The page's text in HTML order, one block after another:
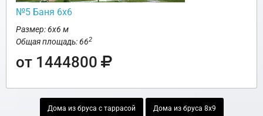
№5 Баня 6х6
Размер: 6х6 м
Общая площадь: 662
от 1444800
Дома из бруса с таррасой Дома из бруса 8х9